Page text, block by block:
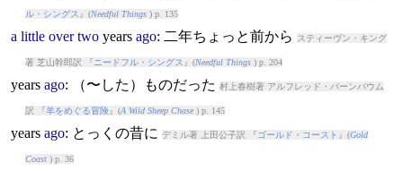
ル・シングス 』(Needful Things) p. 135
a little over two years ago: 二年ちょっと前から スティーヴン・キング
著 芝山幹郎訳 『 ニードフル・シングス 』(Needful Things) p. 204
years ago: （〜した）ものだった 村上春樹著 アルフレッド・バーンバウム
訳 『羊をめぐる冒険』(A Wild Sheep Chase) p. 145
years ago: とっくの昔に デミル著 上田公子訳 『ゴールド・コースト 』(Gold
Coast) p. 36